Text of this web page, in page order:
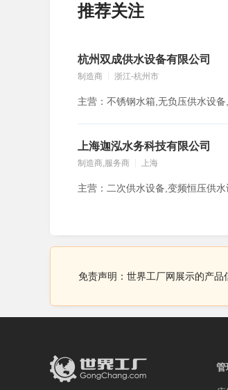
推荐关注
杭州双成供水设备有限公司
制造商 浙江-杭州市
上海迦泓水务科技有限公司
制造商,服务商 上海
免责声明：世界工厂网展示的产
管